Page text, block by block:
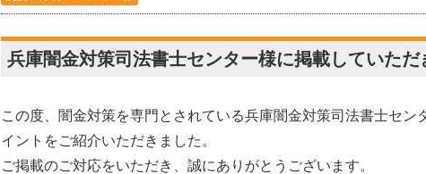
兵庫闇金対策司法書士センター様に掲載していただ
この度、闇金対策を専門とされている兵庫闇金対策司法書士セ
イントをご紹介いただきました。
ご掲載のご対応をいただき、誠にありがとうございます。